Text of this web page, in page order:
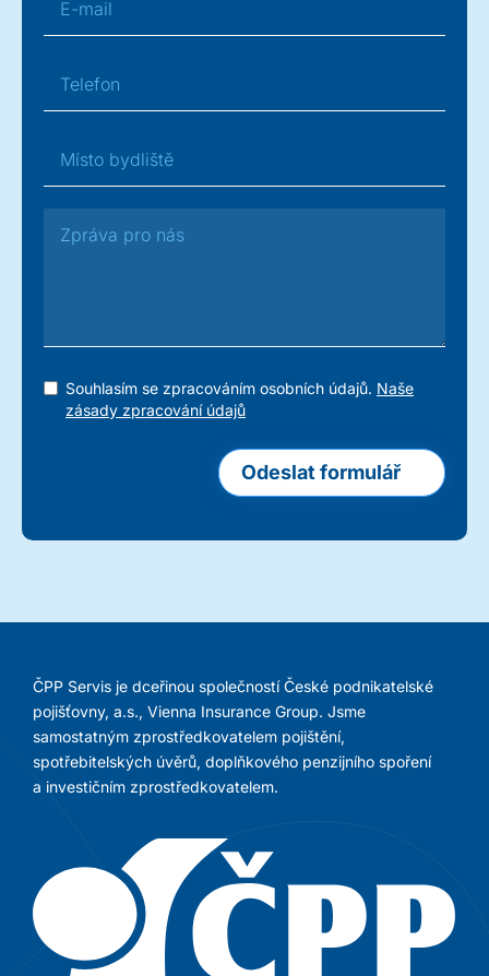
Souhlasím se zpracováním osobních údajů. Naše
zásady zpracování údajů
Odeslat formulář
ČPP Servis je dceřinou společností České podnikatelské
pojišťovny, a.s., Vienna Insurance Group. Jsme
samostatným zprostředkovatelem pojištění,
spotřebitelských úvěrů, doplňkového penzijního spoření
a investičním zprostředkovatelem.